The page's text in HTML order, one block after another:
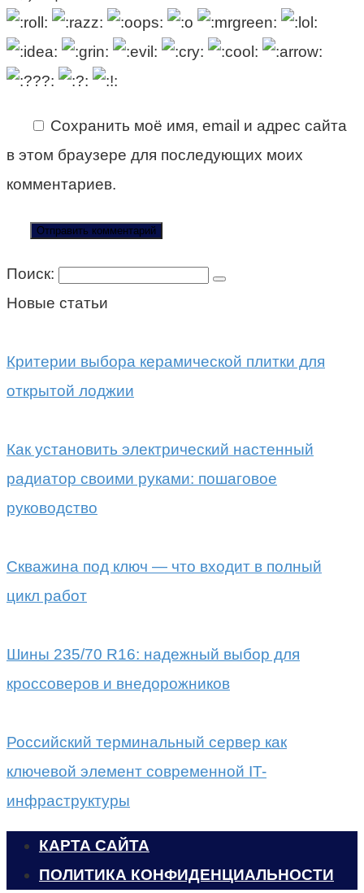
Сохранить моё имя, email и адрес сайта
в этом браузере для последующих моих
комментариев.
Поиск:
Новые статьи
Критерии выбора керамической плитки для
открытой лоджии
Как установить электрический настенный
радиатор своими руками: пошаговое
руководство
Скважина под ключ — что входит в полный
цикл работ
Шины 235/70 R16: надежный выбор для
кроссоверов и внедорожников
Российский терминальный сервер как
ключевой элемент современной IT-
инфраструктуры
КАРТА САЙТА
ПОЛИТИКА КОНФИДЕНЦИАЛЬНОСТИ